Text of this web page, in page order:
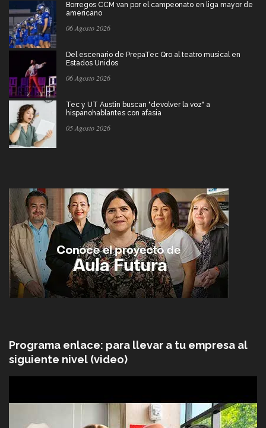
Borregos CCM van por el campeonato en liga mayor de
americano
06 Agosto 2026
Del escenario de PrepaTec Qro al teatro musical en
Estados Unidos
06 Agosto 2026
Tec y UT Austin buscan "devolver la voz" a
hispanohablantes con afasia
05 Agosto 2026
Programa enlace: para llevar a tu empresa al
siguiente nivel (video)